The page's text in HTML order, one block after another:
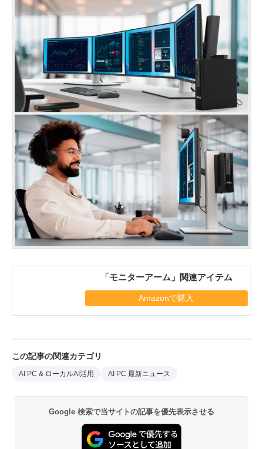
「モニターアーム」関連アイテム
Amazonで購入
この記事の関連カテゴリ
AI PC & ローカルAI活用 AI PC 最新ニュース
Google 検索で当サイトの記事を優先表示させる